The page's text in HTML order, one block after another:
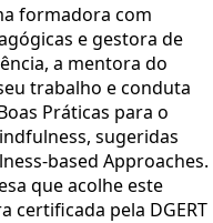
formadora com
e gestora de
a mentora do
trabalho e conduta
Práticas para o
sugeridas
based Approaches.
que acolhe este
certificada pela DGERT